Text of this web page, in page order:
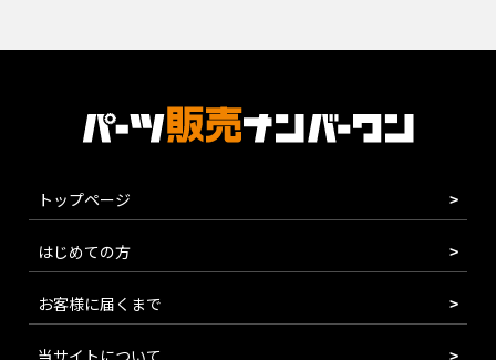
トップページ
はじめての方
お客様に届くまで